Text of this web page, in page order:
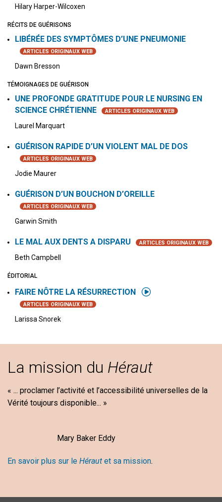
Hilary Harper-Wilcoxen
RÉCITS DE GUÉRISONS
LIBÉRÉE DES SYMPTÔMES D’UNE PNEUMONIE
ARTICLES ORIGINAUX WEB
Dawn Bresson
TÉMOIGNAGES DE GUÉRISON
UNE PROFONDE GRATITUDE POUR LE NURSING EN
SCIENCE CHRÉTIENNE
ARTICLES ORIGINAUX WEB
Laurel Marquart
GUÉRISON RAPIDE D’UN VIOLENT MAL DE DOS
ARTICLES ORIGINAUX WEB
Jodie Maurer
GUÉRISON D’UN BOUCHON D’OREILLE
ARTICLES ORIGINAUX WEB
Garwin Smith
LE MAL AUX DENTS A DISPARU ARTICLES ORIGINAUX WEB
Beth Campbell
ÉDITORIAL
FAIRE NÔTRE LA RÉSURRECTION
ARTICLES ORIGINAUX WEB
Larissa Snorek
La mission du Héraut
« ... proclamer l’activité et l’accessibilité universelles de la
Vérité toujours disponible... »
Mary Baker Eddy
En savoir plus sur le Héraut et sa mission.